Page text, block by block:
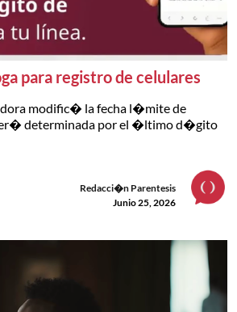
para registro de celulares
modific� la fecha l�mite de
determinada por el �ltimo d�gito
Redacci�n Parentesis
Junio 25, 2026